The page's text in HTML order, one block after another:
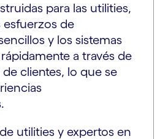
para las utilities,
esfuerzos de
y los sistemas
a través de
clientes, lo que se
utilities y expertos en